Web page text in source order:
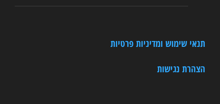
תנאי שימוש ומדיניות פרטיות
הצהרת נגישות